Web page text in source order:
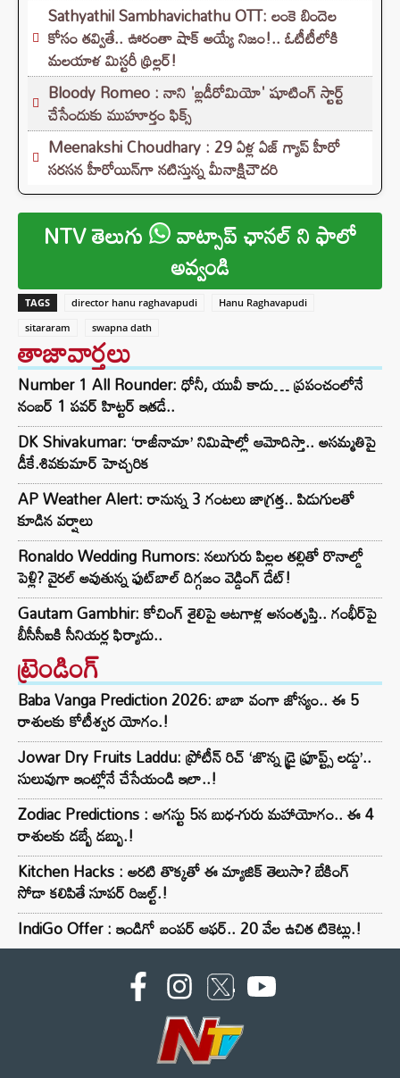
Sathyathil Sambhavichathu OTT: లంకె బిందెల
కోసం తవ్వితే.. ఊరంతా షాక్ అయ్యే నిజం!.. ఓటీటీలోకి
మలయాళ మిస్టరీ థ్రిల్లర్!
Bloody Romeo : నాని 'బ్లడీరోమియో' షూటింగ్ స్టార్ట్
చేసేందుకు ముహూర్తం ఫిక్స్
Meenakshi Choudhary : 29 ఏళ్ల ఏజ్ గ్యాప్ హీరో
సరసన హీరోయిన్‌గా నటిస్తున్న మీనాక్షిచౌదరి
NTV తెలుగు వాట్సాప్ ఛానల్ ని ఫాలో
అవ్వండి
TAGS director hanu raghavapudi
Hanu Raghavapudi
sitararam
swapna dath
తాజావార్తలు
Number 1 All Rounder: ధోనీ, యువీ కాదు… ప్రపంచంలోనే
నంబర్ 1 పవర్ హిట్టర్ ఇతడే..
DK Shivakumar: ‘రాజీనామా’ నిమిషాల్లో ఆమోదిస్తా.. అసమ్మతిపై
డీకే.శివకుమార్ హెచ్చరిక
AP Weather Alert: రానున్న 3 గంటలు జాగ్రత్త.. పిడుగులతో
కూడిన వర్షాలు
Ronaldo Wedding Rumors: నలుగురు పిల్లల తల్లితో రొనాల్డో
పెళ్లి? వైరల్ అవుతున్న ఫుట్‌బాల్ దిగ్గజం వెడ్డింగ్ డేట్!
Gautam Gambhir: కోచింగ్ శైలిపై ఆటగాళ్ల అసంతృప్తి.. గంభీర్‌పై
బీసీసీఐకి సీనియర్ల ఫిర్యాదు..
ట్రెండింగ్‌
Baba Vanga Prediction 2026: బాబా వంగా జోస్యం.. ఈ 5
రాశులకు కోటీశ్వర యోగం.!
Jowar Dry Fruits Laddu: ప్రోటీన్ రిచ్ ‘జొన్న డ్రై ఫ్రూప్ట్స్ లడ్డు’..
సులువుగా ఇంట్లోనే చేసేయండి ఇలా..!
Zodiac Predictions : ఆగస్టు 5న బుధ-గురు మహాయోగం.. ఈ 4
రాశులకు డబ్బే డబ్బు.!
Kitchen Hacks : అరటి తొక్కతో ఈ మ్యాజిక్ తెలుసా? బేకింగ్
సోడా కలిపితే సూపర్ రిజల్ట్.!
IndiGo Offer : ఇండిగో బంపర్ ఆఫర్.. 20 వేల ఉచిత టికెట్లు.!